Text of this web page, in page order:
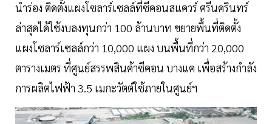
นำร่อง ติดตั้งแผงโซลาร์เซลล์ที่ซีคอนสแควร์ ศรีนครินทร์
ล่าสุดได้ใช้งบลงทุนกว่า 100 ล้านบาท ขยายพื้นที่ติดตั้ง
แผงโซลาร์เซลล์กว่า 10,000 แผง บนพื้นที่กว่า 20,000
ตารางเมตร ที่ศูนย์สรรพสินค้าซีคอน บางแค เพื่อสร้างกำลัง
การผลิตไฟฟ้า 3.5 เมกะวัตต์ใช้ภายในศูนย์ฯ